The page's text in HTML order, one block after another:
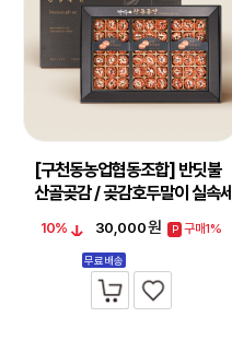
[구천동농업협동조합] 반딧불
산골곶감 / 곶감호두말이 실속
10% 30,000원 P 구매1%
무료배송